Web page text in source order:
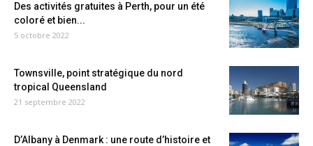
Des activités gratuites à Perth, pour un été
coloré et bien...
5 octobre 2022
Townsville, point stratégique du nord
tropical Queensland
21 septembre 2022
D’Albany à Denmark : une route d’histoire et